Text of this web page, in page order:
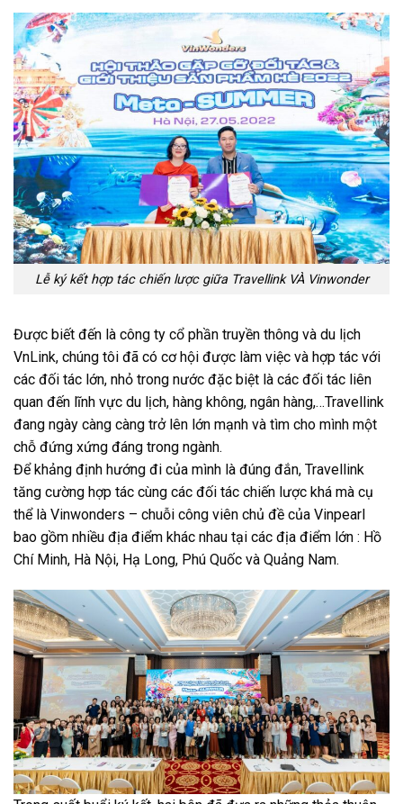
Lễ ký kết hợp tác chiến lược giữa TravellinkVÀ Vinwonder
Được biết đến là công ty cổ phần truyền thông và du lịch
VnLink, chúng tôi đã có cơ hội được làm việc và hợp tác với
các đối tác lớn, nhỏ trong nước đặc biệt là các đối tác liên
quan đến lĩnh vực du lịch, hàng không, ngân hàng,…Travellink
đang ngày càng càng trở lên lớn mạnh và tìm cho mình một
chỗ đứng xứng đáng trong ngành.
Để khảng định hướng đi của mình là đúng đắn, Travellink
tăng cường hợp tác cùng các đối tác chiến lược khá mà cụ
thể là Vinwonders – chuỗi công viên chủ đề của Vinpearl
bao gồm nhiều địa điểm khác nhau tại các địa điểm lớn : Hồ
Chí Minh, Hà Nội, Hạ Long, Phú Quốc và Quảng Nam.